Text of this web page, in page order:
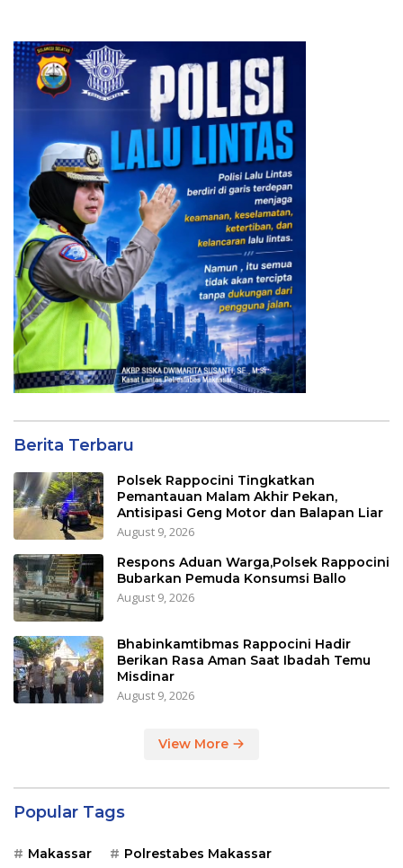
Berita Terbaru
Polsek Rappocini Tingkatkan
Pemantauan Malam Akhir Pekan,
Antisipasi Geng Motor dan Balapan Liar
August 9, 2026
Respons Aduan Warga,Polsek Rappocini
Bubarkan Pemuda Konsumsi Ballo
August 9, 2026
Bhabinkamtibmas Rappocini Hadir
Berikan Rasa Aman Saat Ibadah Temu
Misdinar
August 9, 2026
View More
Popular Tags
Makassar Polrestabes Makassar